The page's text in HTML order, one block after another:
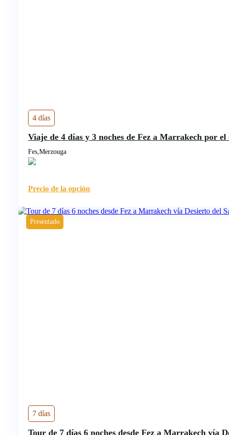
4 días
Viaje de 4 días y 3 noches de Fez a Marrakech por
Fes,Merzouga
Precio de la opción
Presentado
7 días
Tour de 7 días 6 noches desde Fez a Marrakech vía